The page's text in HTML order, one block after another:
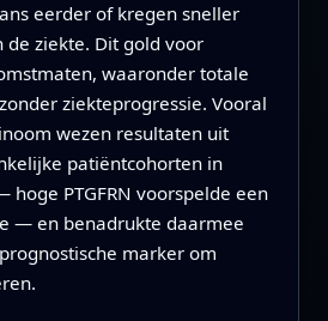
eerder of kregen sneller
ziekte. Dit gold voor
waaronder totale
ziekteprogressie. Vooral
wezen resultaten uit
patiëntcohorten in
PTGFRN voorspelde een
— en benadrukte daarmee
marker om